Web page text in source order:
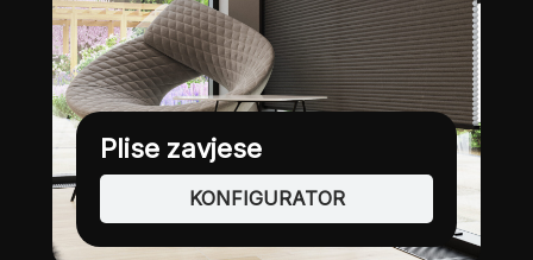
Plise zavjese
KONFIGURATOR